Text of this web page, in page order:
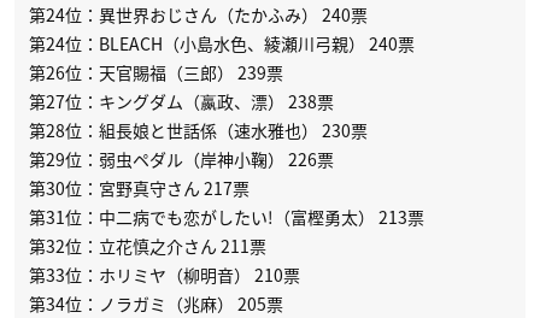
第24位：異世界おじさん（たかふみ） 240票
第24位：BLEACH（小島水色、綾瀬川弓親） 240票
第26位：天官賜福（三郎） 239票
第27位：キングダム（嬴政、漂） 238票
第28位：組長娘と世話係（速水雅也） 230票
第29位：弱虫ペダル（岸神小鞠） 226票
第30位：宮野真守さん 217票
第31位：中二病でも恋がしたい!（富樫勇太） 213票
第32位：立花慎之介さん 211票
第33位：ホリミヤ（柳明音） 210票
第34位：ノラガミ（兆麻） 205票